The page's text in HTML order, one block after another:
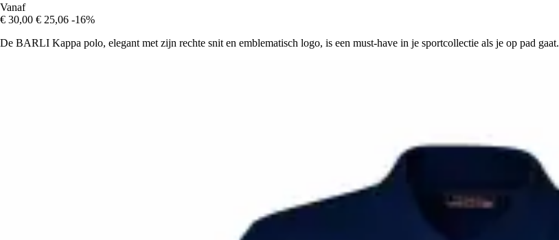
Vanaf
€ 30,00 € 25,06 -16%
De BARLI Kappa polo, elegant met zijn rechte snit en emblematisch logo, is een must-have in je sportcollectie als je op pad gaat.